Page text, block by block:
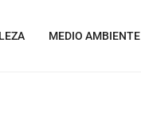
MEDIO AMBIENTE